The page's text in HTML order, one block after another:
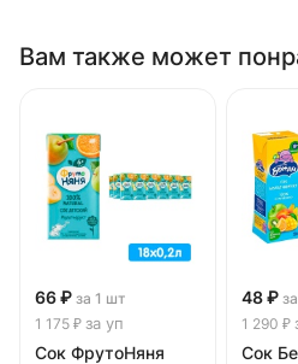
Вам также может
66 ₽ за 1 шт
1 175 ₽ за уп
Сок ФрутоНяня
48 ₽
1 290 ₽
Сок